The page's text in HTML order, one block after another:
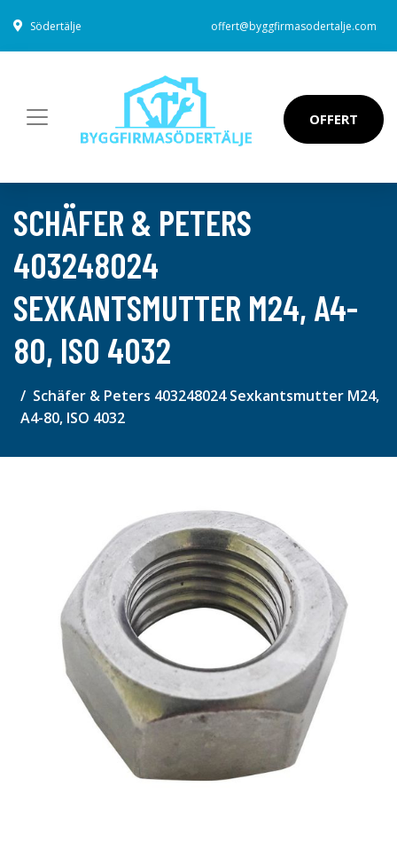
Södertälje offert@byggfirmasodertalje.com
OFFERT
SCHÄFER & PETERS
403248024
SEXKANTSMUTTER M24, A4-
80, ISO 4032
Schäfer & Peters 403248024 Sexkantsmutter M24,
A4-80, ISO 4032